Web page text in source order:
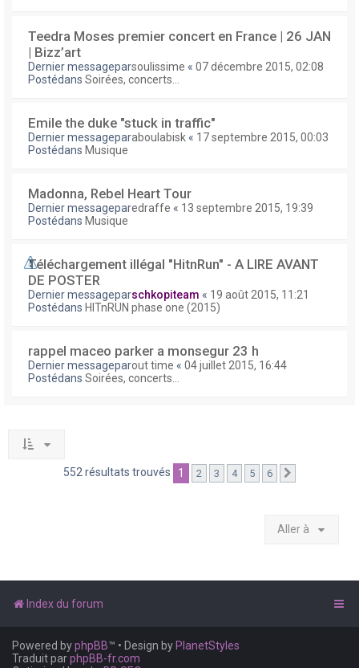
Teedra Moses premier concert en France | 26 JAN
| Bizz’art
Dernier messageparsoulissime « 07 décembre 2015, 02:08
Postédans Soirées, concerts...
Emile the duke "stuck in traffic"
Dernier messageparaboulabisk « 17 septembre 2015, 00:03
Postédans Musique
Madonna, Rebel Heart Tour
Dernier messageparedraffe « 13 septembre 2015, 19:39
Postédans Musique
Téléchargement illégal "HitnRun" - A LIRE AVANT
DE POSTER
Dernier messageparschkopiteam « 19 août 2015, 11:21
Postédans HITnRUN phase one (2015)
rappel maceo parker a monsegur 23 h
Dernier messageparout time « 04 juillet 2015, 16:44
Postédans Soirées, concerts...
552 résultats trouvés 1 2 3 4 5 6
Aller à
Index du forum
Powered byphpBB™ • Design by PlanetStyles
Traduit parphpBB-fr.com